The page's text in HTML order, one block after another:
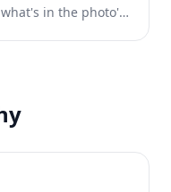
in the photo'